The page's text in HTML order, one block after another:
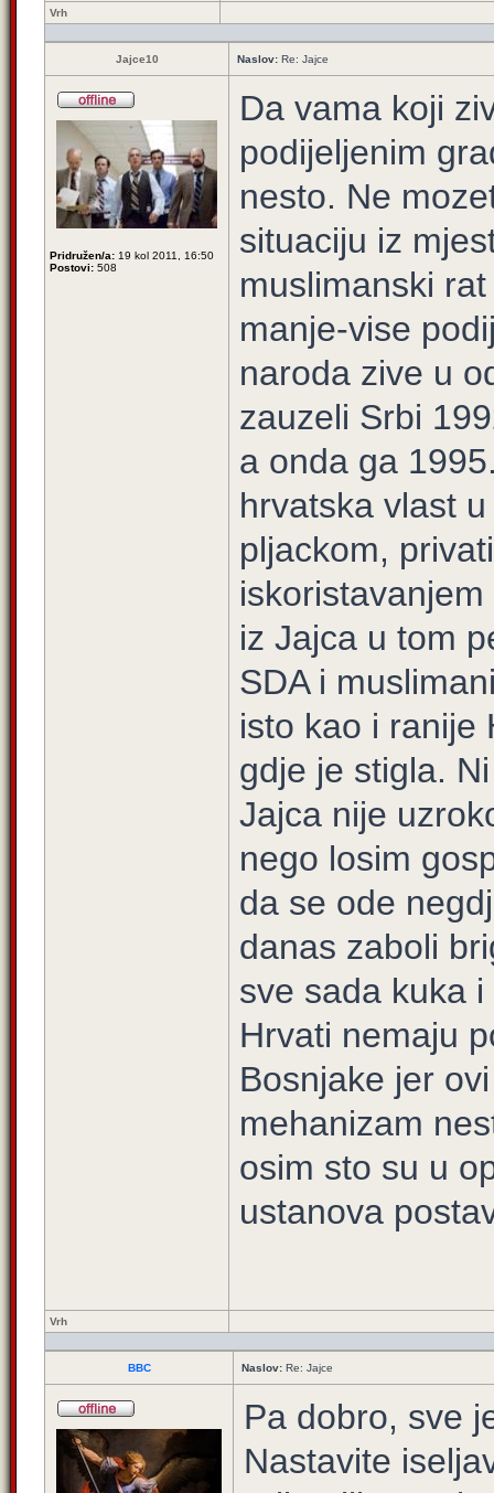
Vrh
Jajce10 Naslov: Re: Jajce
Pridružen/a: 19 kol 2011, 16:50
Postovi: 508
Da vama koji
podijeljenim
nesto. Ne
situaciju iz
muslimanski
manje-vise
naroda zive u
zauzeli Srbi
a onda ga
hrvatska vlast
pljackom,
iz Jajca u tom
SDA i
isto kao i ranije
gdje je stigla.
Jajca nije
nego losim
da se ode
danas zaboli
sve sada kuka
Hrvati nemaju
Bosnjake jer
mehanizam
osim sto su u
ustanova
Vrh
BBC Naslov: Re: Jajce
Pa dobro, sve
Nastavite